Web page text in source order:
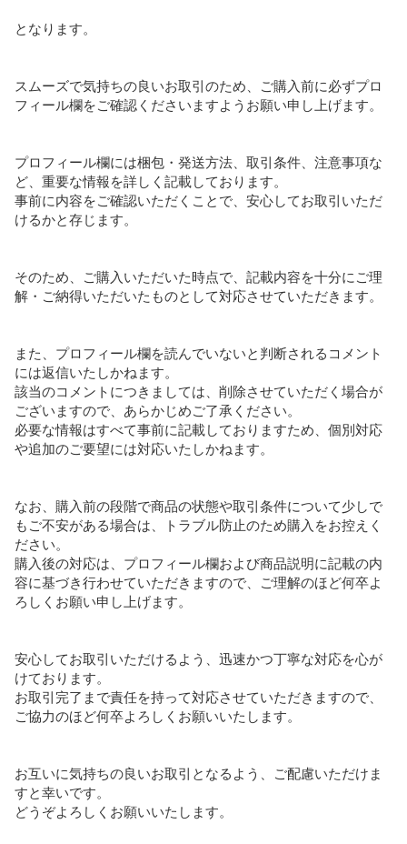
となります。
スムーズで気持ちの良いお取引のため、ご購入前に必ずプロ
フィール欄をご確認くださいますようお願い申し上げます。
プロフィール欄には梱包・発送方法、取引条件、注意事項な
ど、重要な情報を詳しく記載しております。
事前に内容をご確認いただくことで、安心してお取引いただ
けるかと存じます。
そのため、ご購入いただいた時点で、記載内容を十分にご理
解・ご納得いただいたものとして対応させていただきます。
また、プロフィール欄を読んでいないと判断されるコメント
には返信いたしかねます。
該当のコメントにつきましては、削除させていただく場合が
ございますので、あらかじめご了承ください。
必要な情報はすべて事前に記載しておりますため、個別対応
や追加のご要望には対応いたしかねます。
なお、購入前の段階で商品の状態や取引条件について少しで
もご不安がある場合は、トラブル防止のため購入をお控えく
ださい。
購入後の対応は、プロフィール欄および商品説明に記載の内
容に基づき行わせていただきますので、ご理解のほど何卒よ
ろしくお願い申し上げます。
安心してお取引いただけるよう、迅速かつ丁寧な対応を心が
けております。
お取引完了まで責任を持って対応させていただきますので、
ご協力のほど何卒よろしくお願いいたします。
お互いに気持ちの良いお取引となるよう、ご配慮いただけま
すと幸いです。
どうぞよろしくお願いいたします。